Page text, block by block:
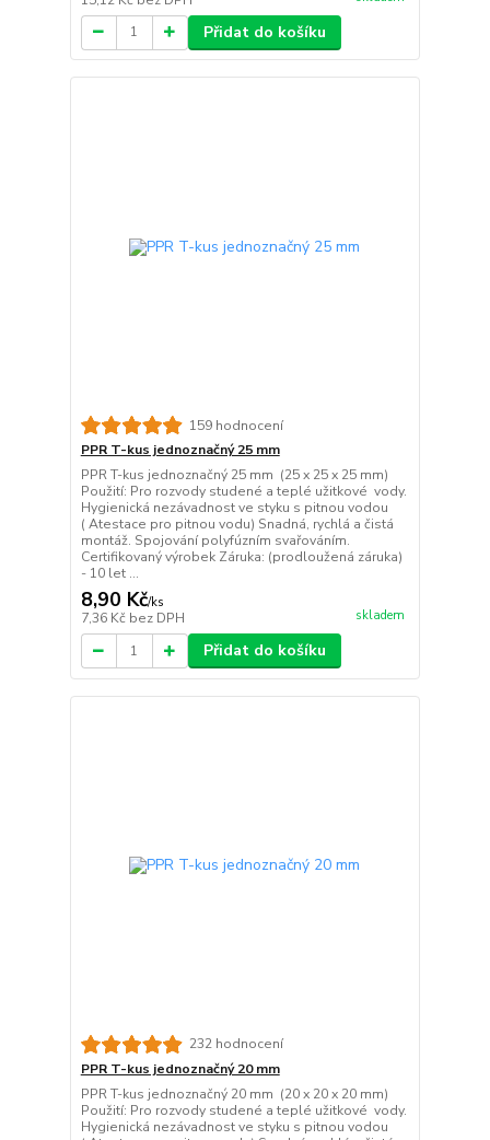
Přidat do košíku
159 hodnocení
PPR T-kus jednoznačný 25 mm
PPR T-kus jednoznačný 25 mm (25 x 25 x 25 mm)
Použití: Pro rozvody studené a teplé užitkové vody.
Hygienická nezávadnost ve styku s pitnou vodou
( Atestace pro pitnou vodu) Snadná, rychlá a čistá
montáž. Spojování polyfúzním svařováním.
Certifikovaný výrobek Záruka: (prodloužená záruka)
- 10 let ...
8,90 Kč/ks
7,36 Kč bez DPH skladem
Přidat do košíku
232 hodnocení
PPR T-kus jednoznačný 20 mm
PPR T-kus jednoznačný 20 mm (20 x 20 x 20 mm)
Použití: Pro rozvody studené a teplé užitkové vody.
Hygienická nezávadnost ve styku s pitnou vodou